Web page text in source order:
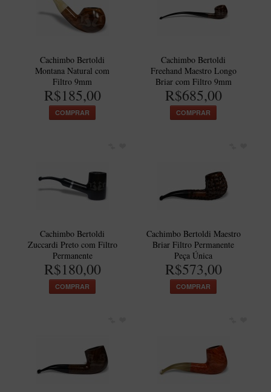
Cachimbo Bertoldi
Montana Natural com
Filtro 9mm
R$185,00
COMPRAR
Cachimbo Bertoldi
Freehand Maestro Longo
Briar com Filtro 9mm
R$685,00
COMPRAR
Cachimbo Bertoldi
Zuccardi Preto com Filtro
Permanente
R$180,00
COMPRAR
Cachimbo Bertoldi Maestro
Briar Filtro Permanente
Peça Única
R$573,00
COMPRAR